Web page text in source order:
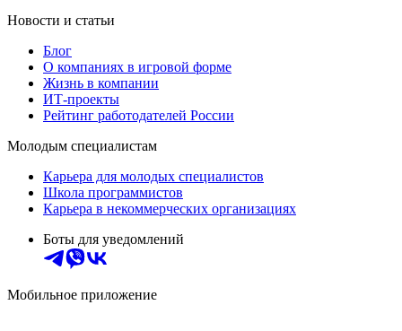
Новости и статьи
Блог
О компаниях в игровой форме
Жизнь в компании
ИТ-проекты
Рейтинг работодателей России
Молодым специалистам
Карьера для молодых специалистов
Школа программистов
Карьера в некоммерческих организациях
Боты для уведомлений
Мобильное приложение